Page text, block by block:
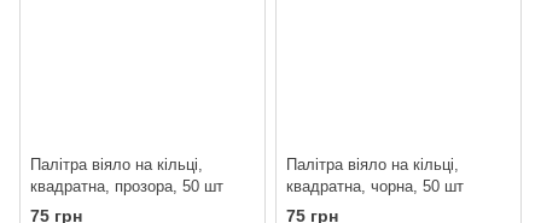
Палітра віяло на кільці,
квадратна, прозора, 50 шт
75 грн
Палітра віяло на кільці,
квадратна, чорна, 50 шт
75 грн